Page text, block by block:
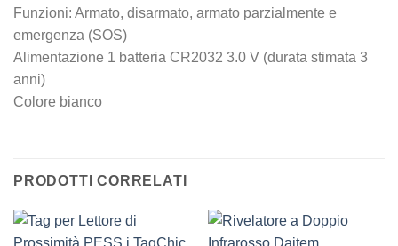
Funzioni: Armato, disarmato, armato parzialmente e
emergenza (SOS)
Alimentazione 1 batteria CR2032 3.0 V (durata stimata 3
anni)
Colore bianco
PRODOTTI CORRELATI